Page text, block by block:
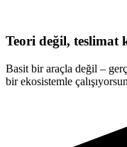
Teori değil, teslimat
Basit bir araçla değil –
bir ekosistemle